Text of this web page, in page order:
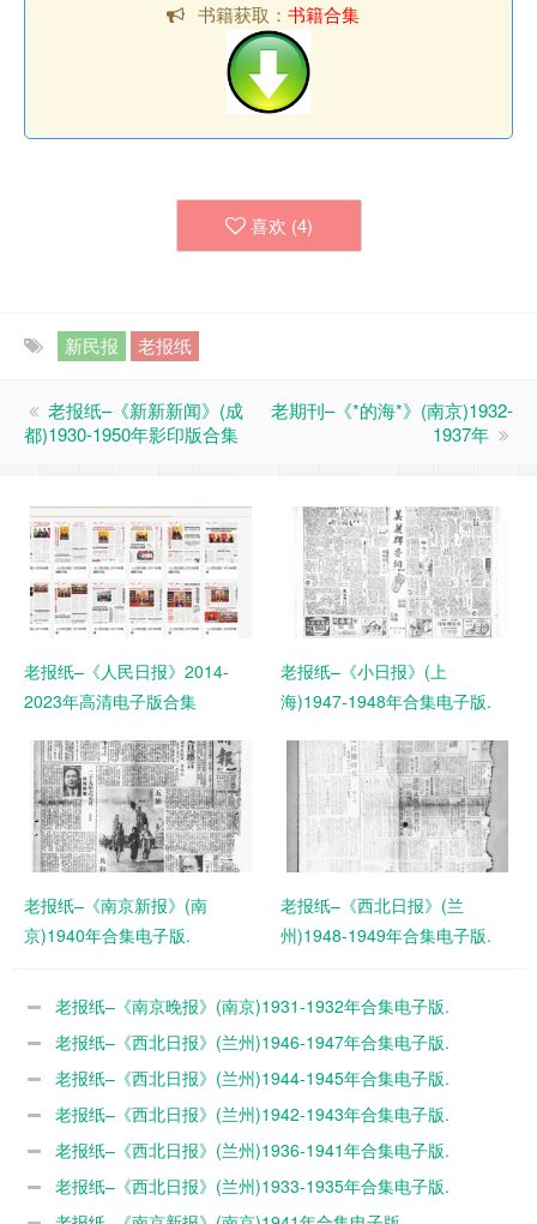
书籍获取： 书籍合集
喜欢 (4)
新民报 老报纸
老报纸–《新新新闻》(成
都)1930-1950年影印版合集
老期刊–《*的海*》(南京)1932-
1937年
老报纸–《人民日报》2014-
2023年高清电子版合集
老报纸–《小日报》(上
海)1947-1948年合集电子版.
老报纸–《南京新报》(南
京)1940年合集电子版.
老报纸–《西北日报》(兰
州)1948-1949年合集电子版.
老报纸–《南京晚报》(南京)1931-1932年合集电子版.
老报纸–《西北日报》(兰州)1946-1947年合集电子版.
老报纸–《西北日报》(兰州)1944-1945年合集电子版.
老报纸–《西北日报》(兰州)1942-1943年合集电子版.
老报纸–《西北日报》(兰州)1936-1941年合集电子版.
老报纸–《西北日报》(兰州)1933-1935年合集电子版.